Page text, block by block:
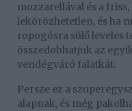
mozzarellával és a
lekörözhetetlen, és ha
ropogósra sülő leveles
összedobhatjuk az
vendégváró falatkát.
Persze ez a
alapnak, és még